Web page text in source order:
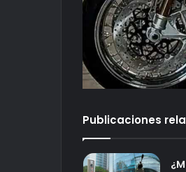
Publicaciones